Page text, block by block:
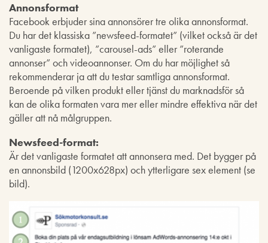
Annonsformat
Facebook erbjuder sina annonsörer tre olika annonsformat.
Du har det klassiska ”newsfeed-formatet” (vilket också är det
vanligaste formatet), ”carousel-ads” eller ”roterande
annonser” och videoannonser. Om du har möjlighet så
rekommenderar ja att du testar samtliga annonsformat.
Beroende på vilken produkt eller tjänst du marknadsför så
kan de olika formaten vara mer eller mindre effektiva när det
gäller att nå målgruppen.
Newsfeed-format:
Är det vanligaste formatet att annonsera med. Det bygger på
en annonsbild (1200x628px) och ytterligare sex element (se
bild).